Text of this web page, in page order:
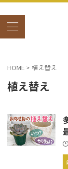
HOME > 植え替え
植え替え